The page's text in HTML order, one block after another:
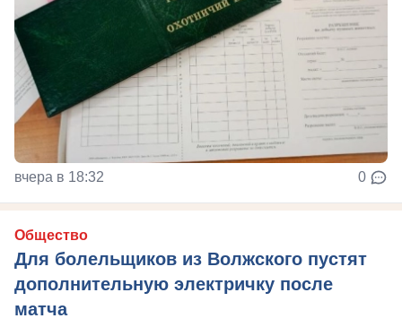
вчера в 18:32 0
Общество
Для болельщиков из Волжского пустят
дополнительную электричку после
матча